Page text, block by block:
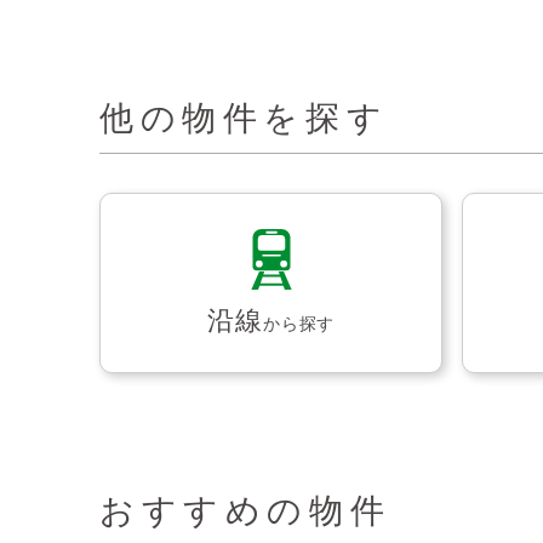
他の物件を探す
沿線から探す
おすすめの物件